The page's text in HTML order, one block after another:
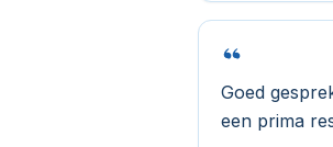
Goed
een prima